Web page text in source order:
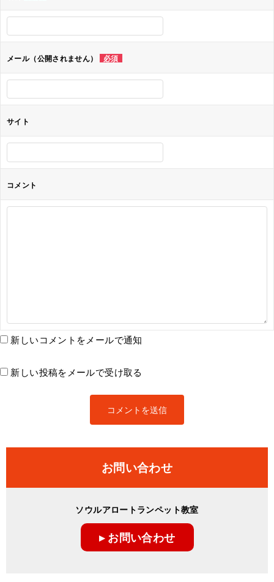
シ
ョ
ン
メール（公開されません） 必須
サイト
コメント
新しいコメントをメールで通知
新しい投稿をメールで受け取る
お問い合わせ
ソウルアロートランペット教室
▸ お問い合わせ